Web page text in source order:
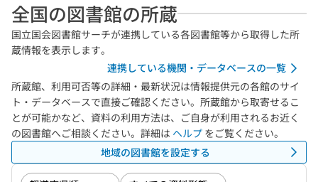
全国の図書館の所蔵
国立国会図書館サーチが連携している各図書館等から取得した所
蔵情報を表示します。
連携している機関・データベースの一覧
所蔵館、利用可否等の詳細・最新状況は情報提供元の各館のサイ
ト・データベースで直接ご確認ください。所蔵館から取寄せるこ
とが可能かなど、資料の利用方法は、ご自身が利用されるお近く
の図書館へご相談ください。詳細は ヘルプ をご覧ください。
地域の図書館を設定する